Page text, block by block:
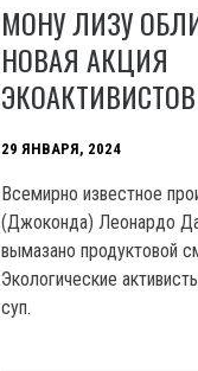
МОНУ ЛИЗУ
НОВАЯ АКЦИЯ
29 ЯНВАРЯ, 2024
Всемирно известное
(Джоконда) Леонардо
вымазано продуктовой
Экологические
суп.